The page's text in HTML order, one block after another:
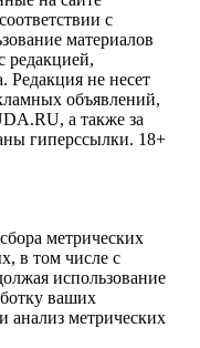
с
материалов
редакцией,
Редакция не несет
объявлений,
а также за
гиперссылки. 18+
метрических
в том числе с
использование
ваших
анализ метрических